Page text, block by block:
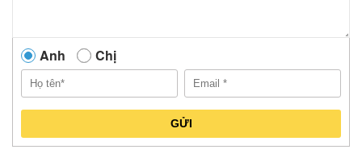
Anh Chị
GỬI